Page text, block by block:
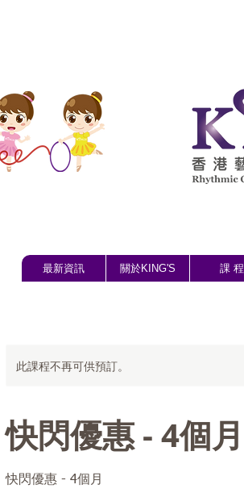
最新資訊 關於KING'S 課 程
此課程不再可供預訂。
快閃優惠 - 4個月
快閃優惠 - 4個月